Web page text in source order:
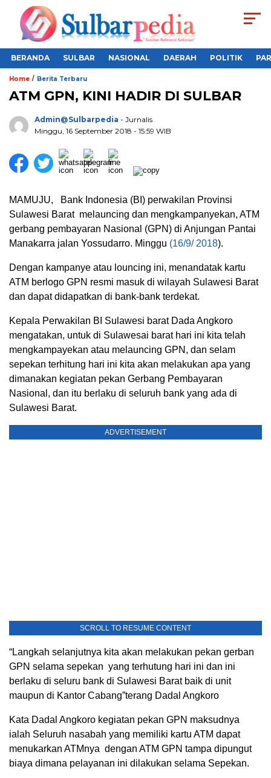
BERANDA SULBAR NASIONAL DAERAH POLITIK
Home / Berita Terbaru
ATM GPN, KINI HADIR DI SULBAR
Admin@sulbarpedia - Jurnalis
Minggu, 16 September 2018 - 15:59 WIB
MAMUJU, Bank Indonesia (BI) perwakilan Provinsi
Sulawesi Barat melauncing dan mengkampanyekan, ATM
gerbang pembayaran Nasional (GPN) di Anjungan Pantai
Manakarra jalan Yossudarro. Minggu (16/9/ 2018).
Dengan kampanye atau louncing ini, menandatak kartu
ATM berlogo GPN resmi masuk di wilayah Sulawesi Barat
dan dapat didapatkan di bank-bank terdekat.
Kepala Perwakilan BI Sulawesi barat Dada Angkoro
mengatakan, untuk di Sulawesai barat hari ini kita telah
mengkampayekan atau melauncing GPN, dan selam
sepekan terhitung hari ini kita akan melakukan apa yang
dimanakan kegiatan pekan Gerbang Pembayaran
Nasional, dan itu berlaku di seluruh bank yang ada di
Sulawesi Barat.
ADVERTISEMENT
SCROLL TO RESUME CONTENT
“Langkah selanjutnya kita akan melakukan pekan gerban
GPN selama sepekan yang terhutung hari ini dan ini
berlaku di seluru bank di Sulawesi Barat baik di unit
maupun di Kantor Cabang”terang Dadal Angkoro
Kata Dadal Angkoro kegiatan pekan GPN maksudnya
ialah Seluruh nasabah yang memiliki kartu ATM dapat
menukarkan ATMnya dengan ATM GPN tampa dipungut
biaya dimana pelayanan ini dilakukan selama Sepekan.